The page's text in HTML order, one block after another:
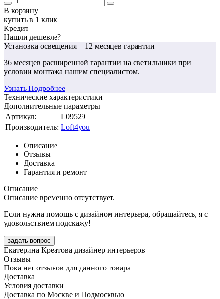
В корзину
купить в 1 клик
Кредит
Нашли дешевле?
Установка освещения + 12 месяцев гарантии
36 месяцев расширенной гарантии на светильники при
условии монтажа нашим специалистом.
Узнать Подробнее
Технические характеристики
Дополнительные параметры
Артикул:
L09529
Производитель: Loft4you
Описание
Отзывы
Доставка
Гарантия и ремонт
Описание
Описание временно отсутствует.
Если нужна помощь с дизайном интерьера, обращайтесь, я с
удовольствием подскажу!
задать вопрос
Екатерина Креатова дизайнер интерьеров
Отзывы
Пока нет отзывов для данного товара
Доставка
Условия доставки
Доставка по Москве и Подмосквью